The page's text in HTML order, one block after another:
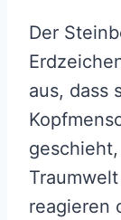
Der
aus, dass
reagieren